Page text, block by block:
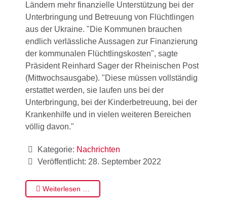
Ländern mehr finanzielle Unterstützung bei der
Unterbringung und Betreuung von Flüchtlingen
aus der Ukraine. "Die Kommunen brauchen
endlich verlässliche Aussagen zur Finanzierung
der kommunalen Flüchtlingskosten", sagte
Präsident Reinhard Sager der Rheinischen Post
(Mittwochsausgabe). "Diese müssen vollständig
erstattet werden, sie laufen uns bei der
Unterbringung, bei der Kinderbetreuung, bei der
Krankenhilfe und in vielen weiteren Bereichen
völlig davon."
Kategorie: Nachrichten
Veröffentlicht: 28. September 2022
Weiterlesen …